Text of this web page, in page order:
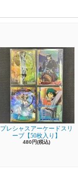
プレシャスアーケードスリ
ーブ【50枚入り】
480円(税込)